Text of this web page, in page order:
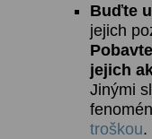
Buďte
jejich
jejich
Jinými
troškou.